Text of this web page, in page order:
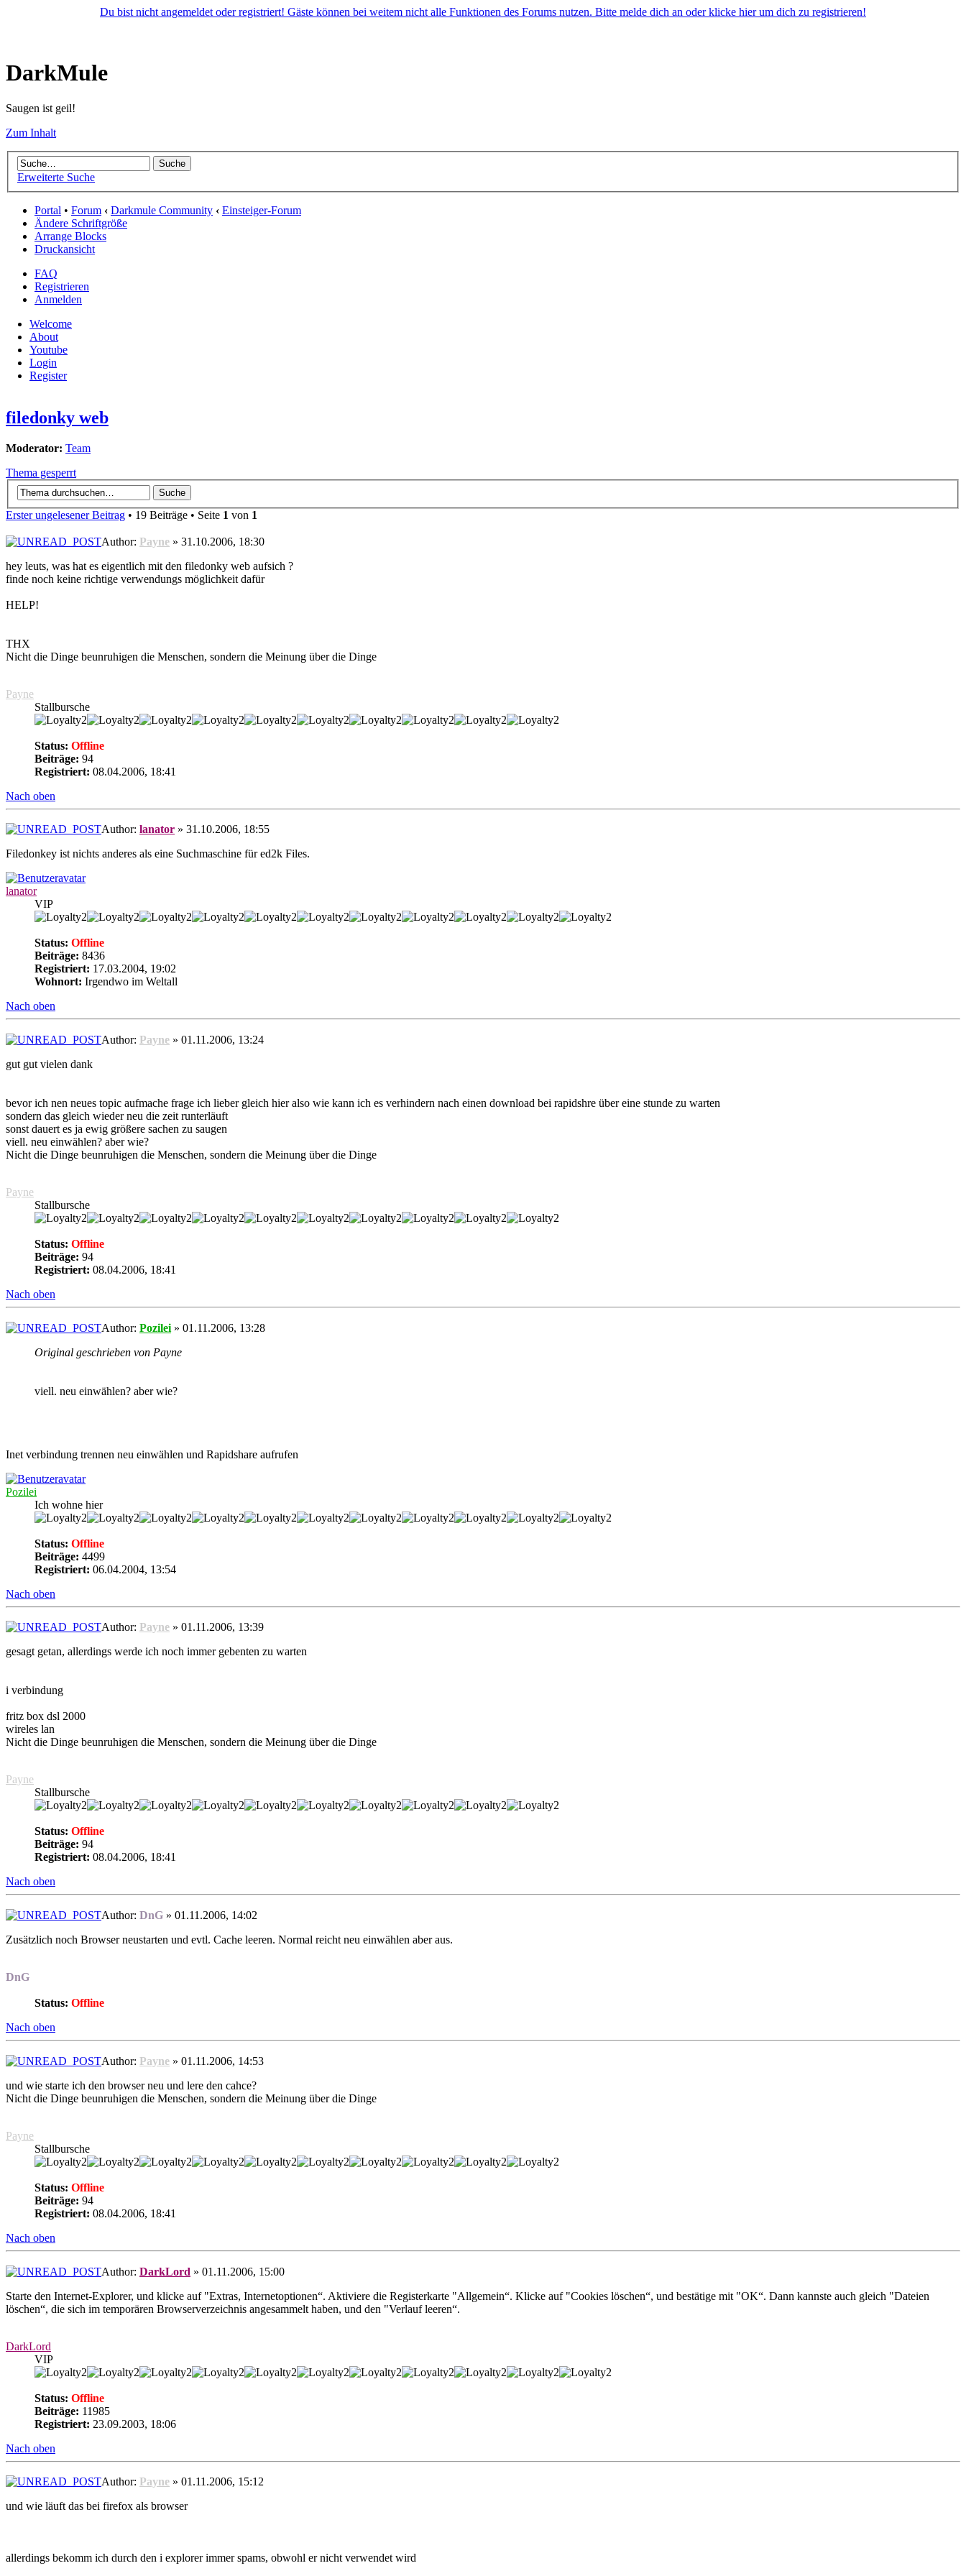
Du bist nicht angemeldet oder registriert! Gäste können bei weitem nicht alle Funktionen des Forums nutzen. Bitte melde dich an oder klicke hier um dich zu registrieren!
DarkMule
Saugen ist geil!
Zum Inhalt
Erweiterte Suche
Portal • Forum ‹ Darkmule Community ‹ Einsteiger-Forum
Ändere Schriftgröße
Arrange Blocks
Druckansicht
FAQ
Registrieren
Anmelden
Welcome
About
Youtube
Login
Register
filedonky web
Moderator: Team
Thema gesperrt
Erster ungelesener Beitrag • 19 Beiträge • Seite 1 von 1
Author: Payne » 31.10.2006, 18:30
hey leuts, was hat es eigentlich mit den filedonky web aufsich ?
finde noch keine richtige verwendungs möglichkeit dafür
HELP!
THX
Nicht die Dinge beunruhigen die Menschen, sondern die Meinung über die Dinge
Payne
Stallbursche
Status: Offline
Beiträge: 94
Registriert: 08.04.2006, 18:41
Nach oben
Author: lanator » 31.10.2006, 18:55
Filedonkey ist nichts anderes als eine Suchmaschine für ed2k Files.
lanator
VIP
Status: Offline
Beiträge: 8436
Registriert: 17.03.2004, 19:02
Wohnort: Irgendwo im Weltall
Nach oben
Author: Payne » 01.11.2006, 13:24
gut gut vielen dank
bevor ich nen neues topic aufmache frage ich lieber gleich hier also wie kann ich es verhindern nach einen download bei rapidshre über eine stunde zu warten
sondern das gleich wieder neu die zeit runterläuft
sonst dauert es ja ewig größere sachen zu saugen
viell. neu einwählen? aber wie?
Nicht die Dinge beunruhigen die Menschen, sondern die Meinung über die Dinge
Payne
Stallbursche
Status: Offline
Beiträge: 94
Registriert: 08.04.2006, 18:41
Nach oben
Author: Pozilei » 01.11.2006, 13:28
Original geschrieben von Payne
viell. neu einwählen? aber wie?
Inet verbindung trennen neu einwählen und Rapidshare aufrufen
Pozilei
Ich wohne hier
Status: Offline
Beiträge: 4499
Registriert: 06.04.2004, 13:54
Nach oben
Author: Payne » 01.11.2006, 13:39
gesagt getan, allerdings werde ich noch immer gebenten zu warten
i verbindung
fritz box dsl 2000
wireles lan
Nicht die Dinge beunruhigen die Menschen, sondern die Meinung über die Dinge
Payne
Stallbursche
Status: Offline
Beiträge: 94
Registriert: 08.04.2006, 18:41
Nach oben
Author: DnG » 01.11.2006, 14:02
Zusätzlich noch Browser neustarten und evtl. Cache leeren. Normal reicht neu einwählen aber aus.
DnG
Status: Offline
Nach oben
Author: Payne » 01.11.2006, 14:53
und wie starte ich den browser neu und lere den cahce?
Nicht die Dinge beunruhigen die Menschen, sondern die Meinung über die Dinge
Payne
Stallbursche
Status: Offline
Beiträge: 94
Registriert: 08.04.2006, 18:41
Nach oben
Author: DarkLord » 01.11.2006, 15:00
Starte den Internet-Explorer, und klicke auf "Extras, Internetoptionen“. Aktiviere die Registerkarte "Allgemein“. Klicke auf "Cookies löschen“, und bestätige mit "OK“. Dann kannste auch gleich "Dateien
löschen“, die sich im temporären Browserverzeichnis angesammelt haben, und den "Verlauf leeren“.
DarkLord
VIP
Status: Offline
Beiträge: 11985
Registriert: 23.09.2003, 18:06
Nach oben
Author: Payne » 01.11.2006, 15:12
und wie läuft das bei firefox als browser
allerdings bekomm ich durch den i explorer immer spams, obwohl er nicht verwendet wird